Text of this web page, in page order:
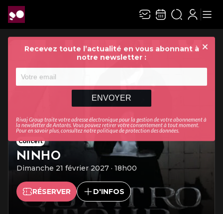
Recevez toute l’actualité en vous abonnant à
notre newsletter :
ENVOYER
Rivaj Group traite votre adresse électronique pour la gestion de votre abonnement à
la newsletter deAntarès. Vous pouvez retirer votre consentement à tout moment.
Pour en savoir plus, consultez notrepolitique de protection des données.
Concert
CHRISTOPHE MAÉ
Dimanche 27 septembre 2026 · 18h00
RÉSERVER D'INFOS